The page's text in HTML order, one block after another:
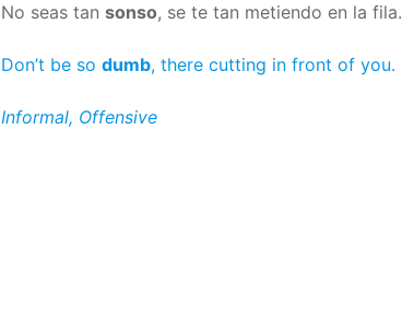
No seas tan sonso, se te tan metiendo en la fila.
Don’t be so dumb, there cutting in front of you.
Informal, Offensive